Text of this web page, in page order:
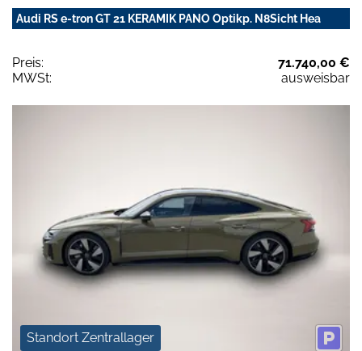
Audi RS e-tron GT 21 KERAMIK PANO Optikp. N8Sicht Hea
Preis:
71.740,00 €
MWSt:
ausweisbar
Standort Zentrallager